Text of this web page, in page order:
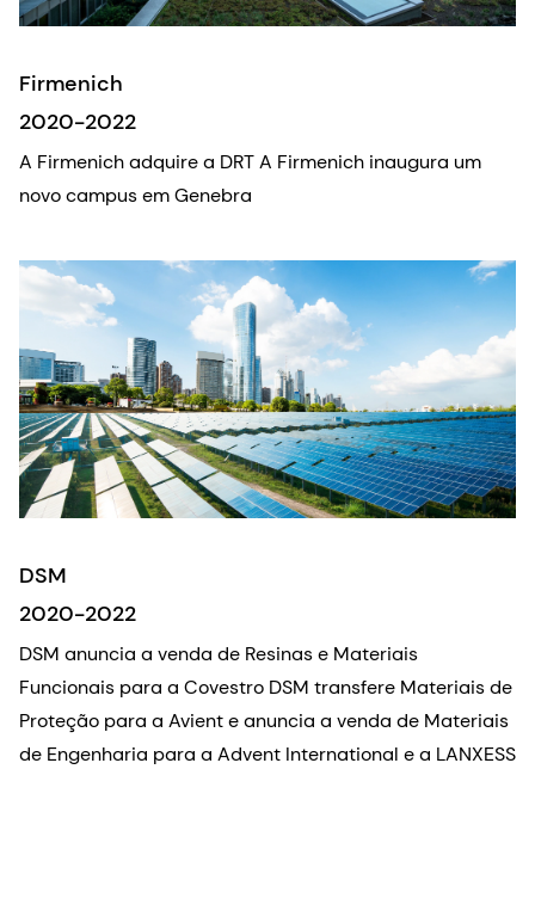
Firmenich
2020-2022
A Firmenich adquire a DRT A Firmenich inaugura um
novo campus em Genebra
DSM
2020-2022
DSM anuncia a venda de Resinas e Materiais
Funcionais para a Covestro DSM transfere Materiais de
Proteção para a Avient e anuncia a venda de Materiais
de Engenharia para a Advent International e a LANXESS